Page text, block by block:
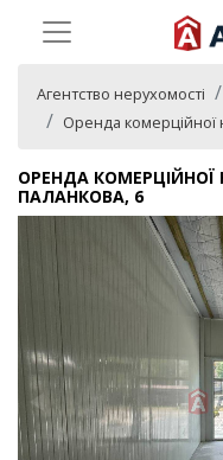
Агентство нерухомості
Оренда комерційної
ОРЕНДА КОМЕРЦІЙНОЇ
ПАЛАНКОВА, 6